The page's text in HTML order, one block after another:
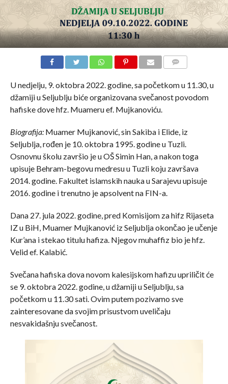
U nedjelju, 9. oktobra 2022. godine, sa početkom u 11.30, u
džamiji u Seljublju biće organizovana svečanost povodom
hafiske dove hfz. Muameru ef. Mujkanoviću.
Biografija:Muamer Mujkanović, sin Sakiba i Elide, iz
Seljublja, rođen je 10. oktobra 1995. godine u Tuzli.
Osnovnu školu završio je u OŠ Simin Han, a nakon toga
upisuje Behram-begovu medresu u Tuzli koju završava
2014. godine. Fakultet islamskih nauka u Sarajevu upisuje
2016. godine i trenutno je apsolvent na FIN-a.
Dana 27. jula 2022. godine, pred Komisijom za hifz Rijaseta
IZ u BiH, Muamer Mujkanović iz Seljublja okončao je učenje
Kur’ana i stekao titulu hafiza. Njegov muhaffiz bio je hfz.
Velid ef. Kalabić.
Svečana hafiska dova novom kalesijskom hafizu upriličit će
se 9. oktobra 2022. godine, u džamiji u Seljublju, sa
početkom u 11.30 sati. Ovim putem pozivamo sve
zainteresovane da svojim prisustvom uveličaju
nesvakidašnju svečanost.